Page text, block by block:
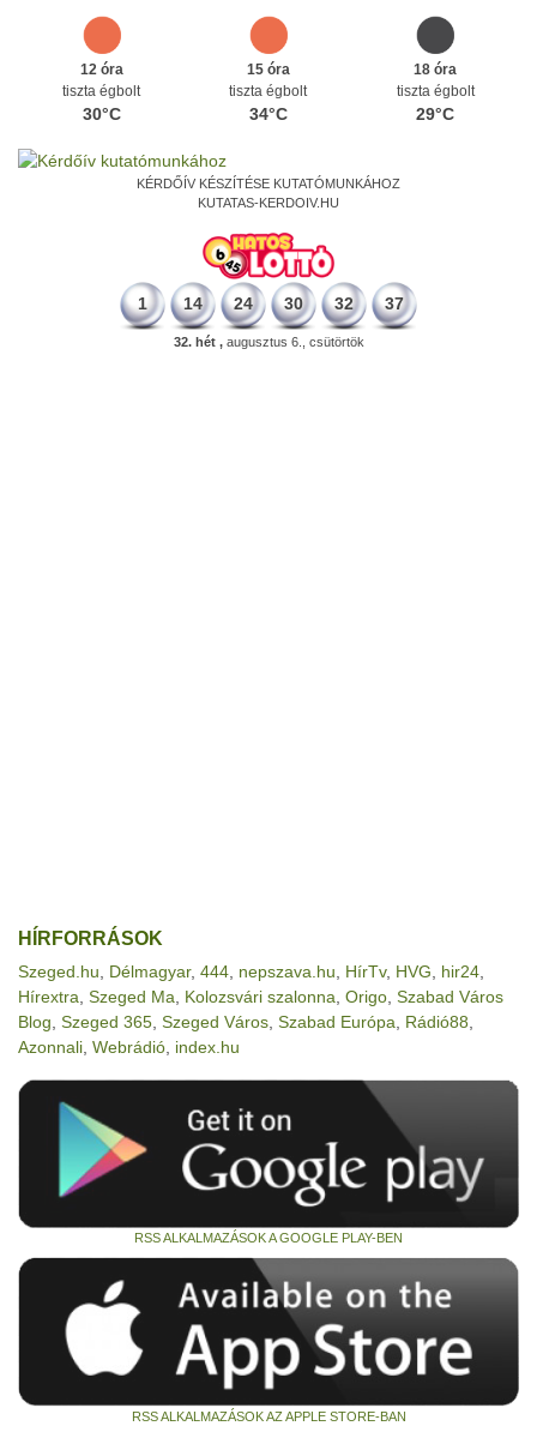
12 óra
tiszta égbolt
30°C
15 óra
tiszta égbolt
34°C
18 óra
tiszta égbolt
29°C
KÉRDŐÍV KÉSZÍTÉSE KUTATÓMUNKÁHOZ
KUTATAS-KERDOIV.HU
1 14 24 30 32 37
32. hét ,augusztus 6., csütörtök
HÍRFORRÁSOK
Szeged.hu Délmagyar, 444 nepszava.hu HírTv, HVG hir24
Hírextra Szeged Ma Kolozsvári szalonna Origo Szabad Város
Blog Szeged 365 Szeged Város Szabad Európa Rádió88
Azonnali Webrádió index.hu
RSS ALKALMAZÁSOK A GOOGLE PLAY-BEN
RSS ALKALMAZÁSOK AZ APPLE STORE-BAN